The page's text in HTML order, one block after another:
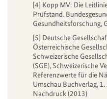
[4] Kopp MV: Die
Prüfstand.
Gesundheitsforschung,
[5] Deutsche
Österreichische
Schweizerische
(SGE), Schweizerische
Referenzwerte für die
Umschau Buchverlag,
Nachdruck (2013)